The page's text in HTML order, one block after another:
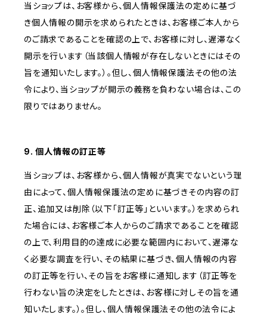
当ショップは、お客様から、個人情報保護法の定めに基づ
き個人情報の開示を求められたときは、お客様ご本人から
のご請求であることを確認の上で、お客様に対し、遅滞なく
開示を行います（当該個人情報が存在しないときにはその
旨を通知いたします。）。但し、個人情報保護法その他の法
令により、当ショップが開示の義務を負わない場合は、この
限りではありません。
9. 個人情報の訂正等
当ショップは、お客様から、個人情報が真実でないという理
由によって、個人情報保護法の定めに基づきその内容の訂
正、追加又は削除（以下「訂正等」といいます。）を求められ
た場合には、お客様ご本人からのご請求であることを確認
の上で、利用目的の達成に必要な範囲内において、遅滞な
く必要な調査を行い、その結果に基づき、個人情報の内容
の訂正等を行い、その旨をお客様に通知します（訂正等を
行わない旨の決定をしたときは、お客様に対しその旨を通
知いたします。）。但し、個人情報保護法その他の法令によ